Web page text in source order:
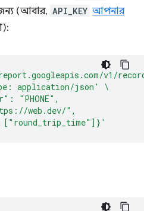
(আবার, API_KEY আপনার
v1/
application/json'
\
"PHONE",
web.dev/",